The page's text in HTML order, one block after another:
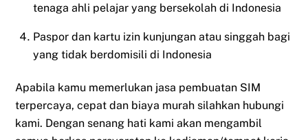
tenaga ahli pelajar yang bersekolah di Indonesia
Paspor dan kartu izin kunjungan atau singgah bagi
yang tidak berdomisili di Indonesia
Apabila kamu memerlukan jasa pembuatan SIM
terpercaya, cepat dan biaya murah silahkan hubungi
kami. Dengan senang hati kami akan mengambil